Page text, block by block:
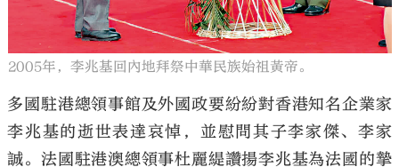
2005年，李兆基回內地拜祭中華民族始祖黃帝。
多國駐港總領事館及外國政要紛紛對香港知名企業家
李兆基的逝世表達哀悼，並慰問其子李家傑、李家
誠。法國駐港澳總領事杜麗緹讚揚李兆基為法國的摯